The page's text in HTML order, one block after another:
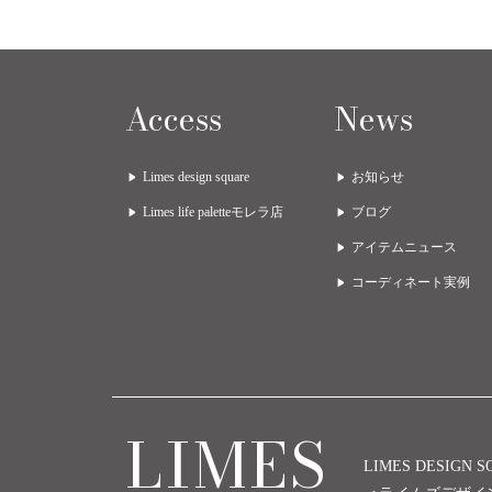
Access
Limes design square
Limes life paletteモレラ店
News
お知らせ
ブログ
アイテムニュース
コーディネート実例
LIMES
LIMES DESIGN